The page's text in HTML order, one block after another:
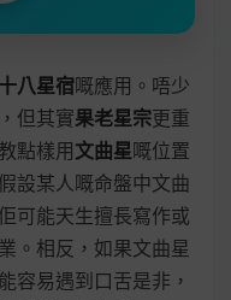
八星宿嘅應用。唔少
但其實果老星宗更重
點樣用文曲星嘅位置
設某人嘅命盤中文曲
可能天生擅長寫作或
。相反，如果文曲星
容易遇到口舌是非，